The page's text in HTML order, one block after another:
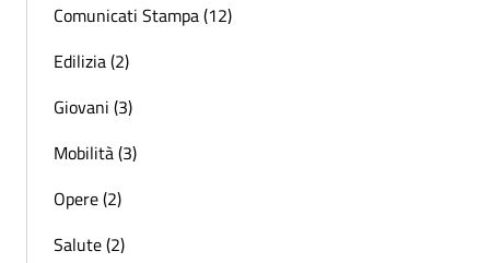
Comunicati Stampa (12)
Edilizia (2)
Giovani (3)
Mobilità (3)
Opere (2)
Salute (2)